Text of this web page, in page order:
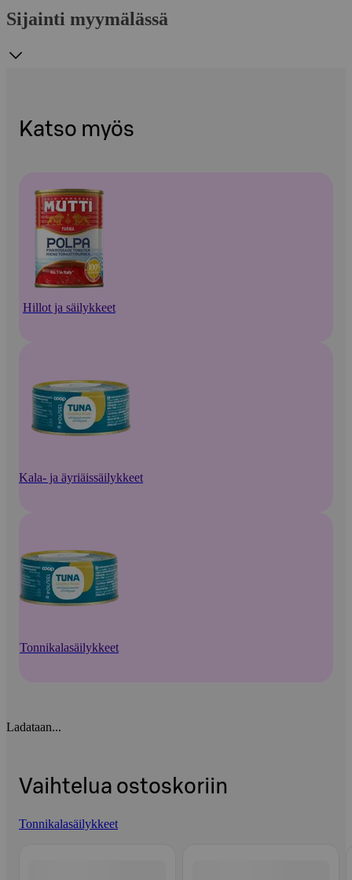
Sijainti myymälässä
Katso myös
Hillot ja säilykkeet
Kala- ja äyriäissäilykkeet
Tonnikalasäilykkeet
Ladataan...
Vaihtelua ostoskoriin
Tonnikalasäilykkeet